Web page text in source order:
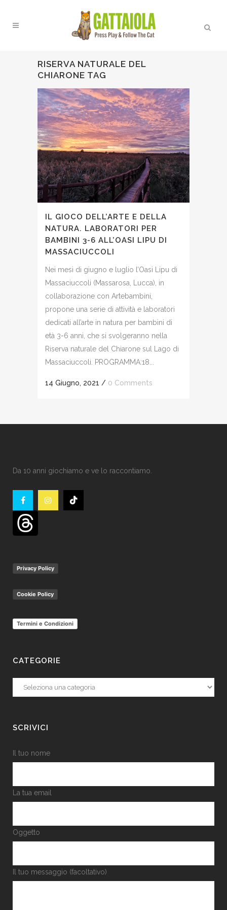
RISERVA NATURALE DEL
CHIARONE TAG
IL GIOCO DELL’ARTE E DELLA
NATURA. LABORATORI PER
BAMBINI 3-6 ALL’OASI LIPU DI
MASSACIUCCOLI
Nei mesi di giugno e luglio l’Oasi Lipu di
Massaciuccoli (Massarosa, Lucca), in
collaborazione con Artebambini,
propone una serie di attività e laboratori
dedicati all’arte in natura per bambini di
età 3-6 anni, che si svolgeranno nella
Riserva naturale del Chiarone sul Lago di
Massaciuccoli. PROGRAMMA:18...
14 Giugno, 2021 / 0 Comments
Da 10 anni giochiamo e ve lo raccontiamo.
Privacy Policy
Cookie Policy
Termini e Condizioni
CATEGORIE
Categorie
SCRIVICI
Il tuo nome
La tua email
Oggetto
Il tuo messaggio (facoltativo)